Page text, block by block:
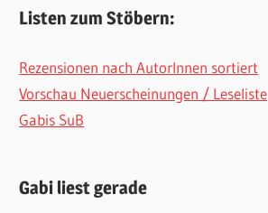
Listen zum Stöbern:
Rezensionen nach AutorInnen sortiert
Vorschau Neuerscheinungen / Leseliste
Gabis SuB
Gabi liest gerade